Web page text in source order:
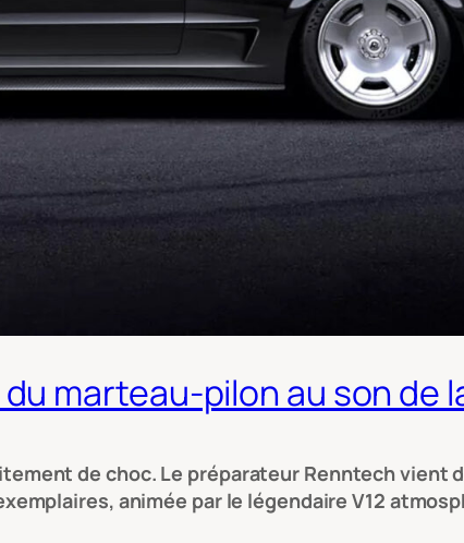
marteau-pilon au son de
de choc. Le préparateur Renntech vient
animée par le légendaire V12